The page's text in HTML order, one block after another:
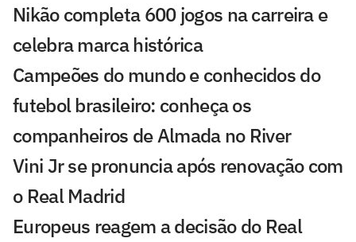
Nikão completa 600 jogos na carreira e
celebra marca histórica
Campeões do mundo e conhecidos do
futebol brasileiro: conheça os
companheiros de Almada no River
Vini Jr se pronuncia após renovação com
o Real Madrid
Europeus reagem a decisão do Real